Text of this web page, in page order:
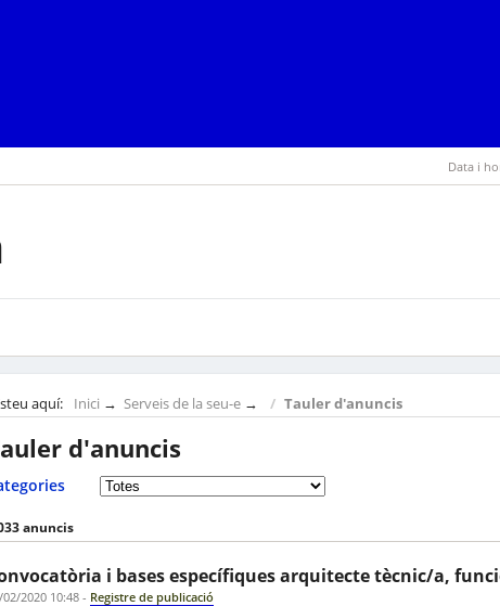
Data i
aquí: Inici → Serveis de la seu-e→ Tauler d'anuncis
d'anuncis
anuncis
i bases específiques arquitecte tècnic/a,
02/2020 10:48- Registre de publicació